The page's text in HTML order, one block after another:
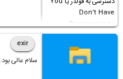
Don’t Have
Permission to
Access this folder
exir
سلام عالی بود.